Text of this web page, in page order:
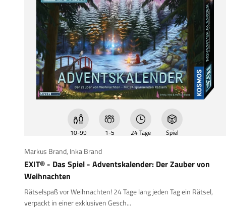
10-99 1-5 24 Tage Spiel
Markus Brand, Inka Brand
EXIT® - Das Spiel - Adventskalender: Der Zauber von
Weihnachten
Rätselspaß vor Weihnachten! 24 Tage lang jeden Tag ein Rätsel,
verpackt in einer exklusiven Gesch...